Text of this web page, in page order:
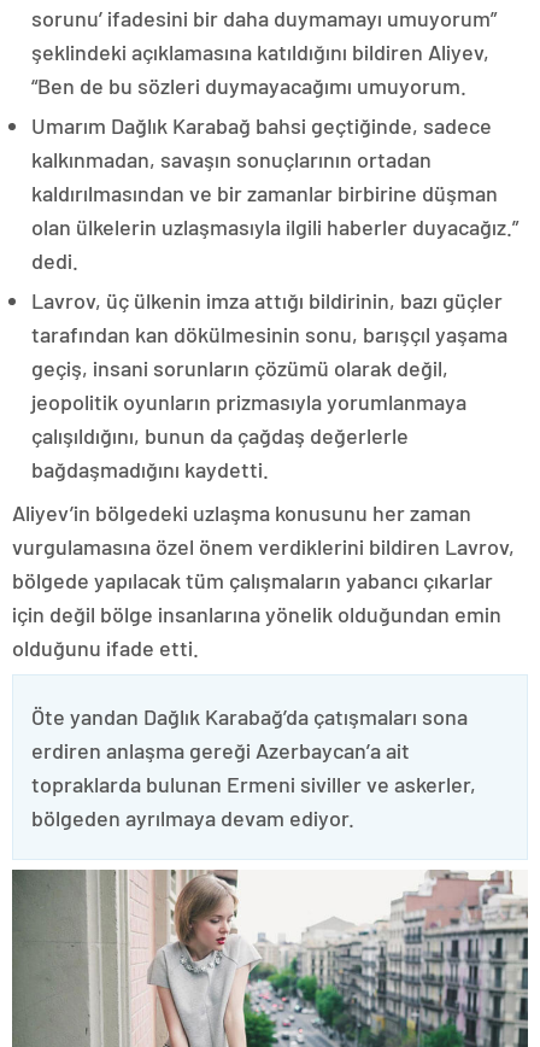
sorunu’ ifadesini bir daha duymamayı umuyorum”
şeklindeki açıklamasına katıldığını bildiren Aliyev,
“Ben de bu sözleri duymayacağımı umuyorum.
Umarım Dağlık Karabağ bahsi geçtiğinde, sadece
kalkınmadan, savaşın sonuçlarının ortadan
kaldırılmasından ve bir zamanlar birbirine düşman
olan ülkelerin uzlaşmasıyla ilgili haberler duyacağız.”
dedi.
Lavrov, üç ülkenin imza attığı bildirinin, bazı güçler
tarafından kan dökülmesinin sonu, barışçıl yaşama
geçiş, insani sorunların çözümü olarak değil,
jeopolitik oyunların prizmasıyla yorumlanmaya
çalışıldığını, bunun da çağdaş değerlerle
bağdaşmadığını kaydetti.
Aliyev’in bölgedeki uzlaşma konusunu her zaman
vurgulamasına özel önem verdiklerini bildiren Lavrov,
bölgede yapılacak tüm çalışmaların yabancı çıkarlar
için değil bölge insanlarına yönelik olduğundan emin
olduğunu ifade etti.
Öte yandan Dağlık Karabağ’da çatışmaları sona
erdiren anlaşma gereği Azerbaycan’a ait
topraklarda bulunan Ermeni siviller ve askerler,
bölgeden ayrılmaya devam ediyor.